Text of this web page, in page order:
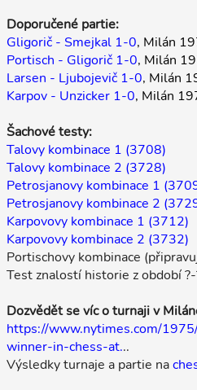
Doporučené partie:
Gligorič - Smejkal 1-0, Milán
Portisch - Gligorič 1-0, Milán
Larsen - Ljubojevič 1-0, Milán
Karpov - Unzicker 1-0, Milán
Šachové testy:
Talovy kombinace 1 (3708)
Talovy kombinace 2 (3728)
Petrosjanovy kombinace 1
Petrosjanovy kombinace 2
Karpovovy kombinace 1 (3712)
Karpovovy kombinace 2 (3732)
Portischovy kombinace
Test znalostí historie z období
Dozvědět se víc o turnaji v
https://www.nytimes.com/
winner-in-chess-at...
Výsledky turnaje a partie na